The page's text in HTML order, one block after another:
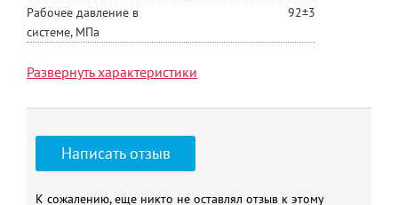
Рабочее давление в
системе, МПа
92±3
термостата, ºС
Мощность 1го фланца
Мощность 2го фланца
Развернуть характеристики
Написать отзыв
К сожалению, еще никто не оставлял отзыв к этому